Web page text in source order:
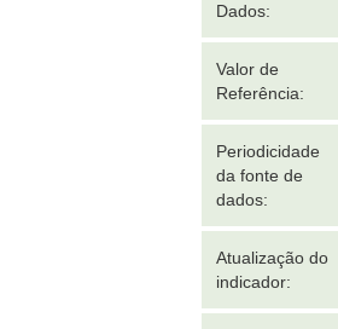
Dados:
Valor de
Referência:
Periodicidade
da fonte de
dados:
Atualização do
indicador: